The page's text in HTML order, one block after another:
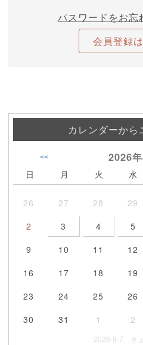
パスワードをお忘
会員登録
カレンダーから
2026年
<<
日 月 火 水
26 27 28 29
2
3 4 5
9
10 11 12
16
17 18 19
23
24 25 26
30
31 1 2
2026-8-7 きょ